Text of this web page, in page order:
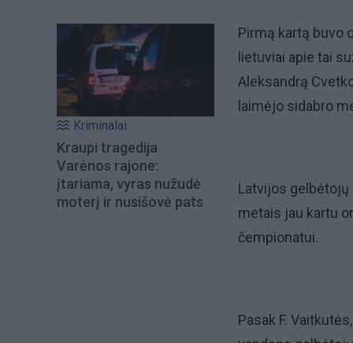
Kriminalai
Kraupi tragedija
Varėnos rajone:
įtariama, vyras nužudė
moterį ir nusišovė pats
Pirmą kartą buvo
lietuviai apie tai
Aleksandrą
laimėjo sidabro
Latvijos
metais jau kartu
čempionatui.
Pasak F.